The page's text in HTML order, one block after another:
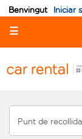
Benvingut Iniciar
☰
Punt de recollida